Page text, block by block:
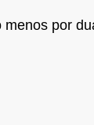
por